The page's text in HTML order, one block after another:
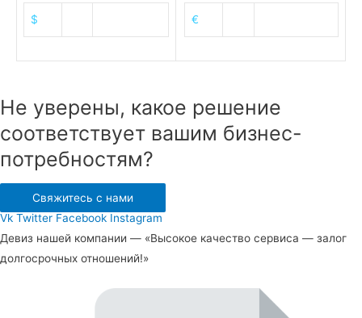
$ €
Не уверены, какое решение
соответствует вашим бизнес-
потребностям?
Свяжитесь с нами
Vk Twitter Facebook Instagram
Девиз нашей компании — «Высокое качество сервиса — залог
долгосрочных отношений!»